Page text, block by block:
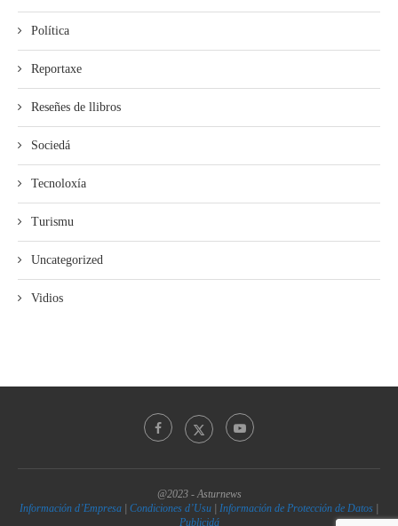
Política
Reportaxe
Reseñes de llibros
Sociedá
Tecnoloxía
Turismu
Uncategorized
Vidios
@2023 - Asturnews
Información d’Empresa | Condiciones d’Usu | Información de Protección de Datos |
Publicidá